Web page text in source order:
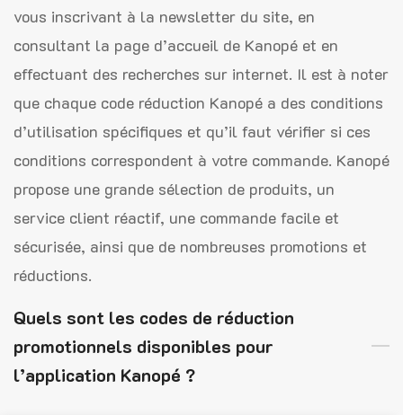
vous inscrivant à la newsletter du site, en
consultant la page d’accueil de Kanopé et en
effectuant des recherches sur internet. Il est à noter
que chaque code réduction Kanopé a des conditions
d’utilisation spécifiques et qu’il faut vérifier si ces
conditions correspondent à votre commande. Kanopé
propose une grande sélection de produits, un
service client réactif, une commande facile et
sécurisée, ainsi que de nombreuses promotions et
réductions.
Quels sont les codes de réduction
promotionnels disponibles pour
l’application Kanopé ?